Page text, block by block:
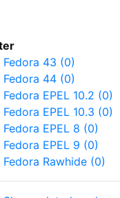
Fedora 43 (0)
Fedora 44 (0)
Fedora EPEL 10.2 (0)
Fedora EPEL 10.3 (0)
Fedora EPEL 8 (0)
Fedora EPEL 9 (0)
Fedora Rawhide (0)